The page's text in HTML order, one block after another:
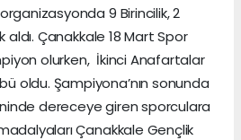
9 Birincilik, 2
aldı. Çanakkale 18 Mart Spor
olurken, İkinci Anafartalar
oldu. Şampiyona’nın sonunda
dereceye giren sporculara
Çanakkale Gençlik